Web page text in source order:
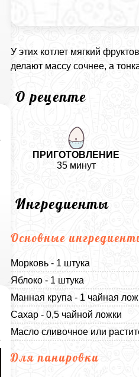
У этих котлет мягкий
делают массу сочнее, а
О рецепте
ПРИГОТОВЛЕНИЕ
35 минут
Ингредиенты
Основные
Морковь - 1 штука
Яблоко - 1 штука
Манная крупа - 1 чайная
Сахар - 0,5 чайной ложки
Масло сливочное или
Для панировки